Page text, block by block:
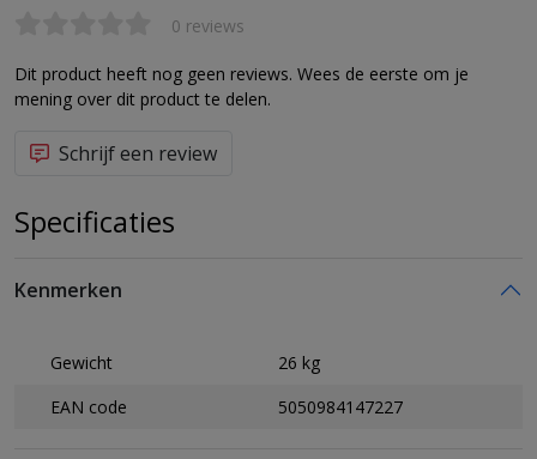
0 reviews
Dit product heeft nog geen reviews. Wees de eerste om je
mening over dit product te delen.
Schrijf een review
Specificaties
Kenmerken
Gewicht
26 kg
EAN code
5050984147227